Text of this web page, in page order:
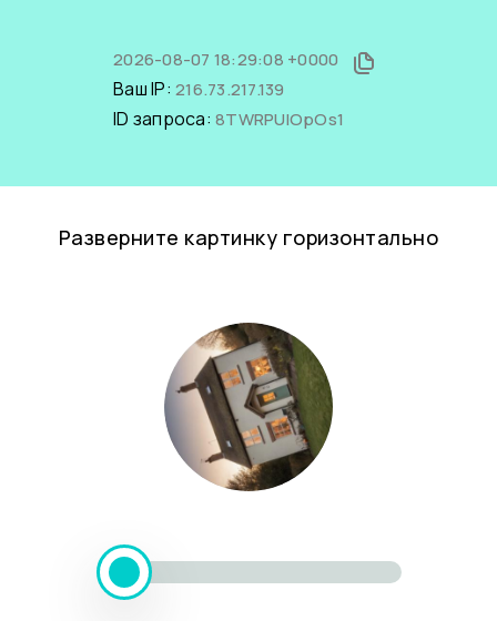
2026-08-07 18:29:08 +0000
Ваш IP: 216.73.217.139
ID запроса: 8TWRPUlOpOs1
Разверните картинку горизонтально